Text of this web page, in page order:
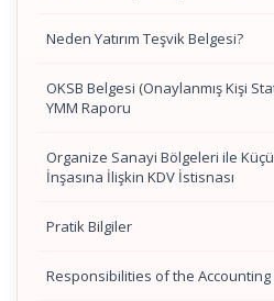
Neden Yatırım Teşvik Belgesi?
OKSB Belgesi (Onaylanmış Kişi
YMM Raporu
Organize Sanayi Bölgeleri ile
İnşasına İlişkin KDV İstisnası
Pratik Bilgiler
Responsibilities of the